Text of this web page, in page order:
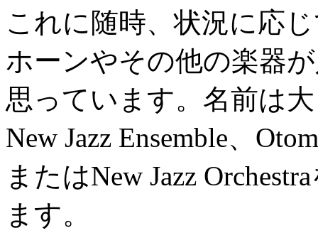
これに随時、状況に応
ホーンやその他の楽器
思っています。名前は
New Jazz Ensemble、
またはNew Jazz
ます。